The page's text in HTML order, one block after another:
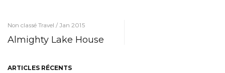
Non classé Travel / Jan 2015
Almighty Lake House
ARTICLES RÉCENTS